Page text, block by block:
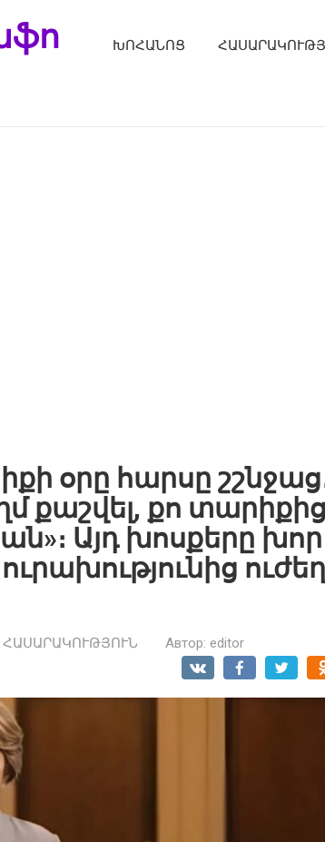
ԽՈՀԱՆՈՑ
օրը հարսը
քաշվել, քո տարիքից
Այդ խոսքերը խոր
ուժեղ
ՀԱՍԱՐԱԿՈՒԹՅՈՒՆ Автор: editor